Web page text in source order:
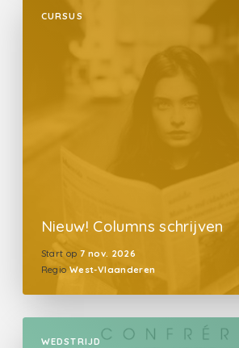
CURSUS
Nieuw! Columns schrijven
Start op 7 nov. 2026
Regio West-Vlaanderen
WEDSTRIJD